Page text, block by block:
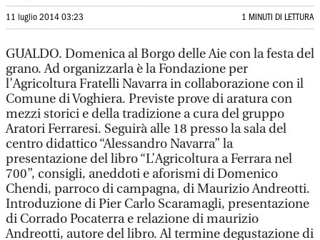
11 luglio 2014 03:23 1 MINUTI DI LETTURA
GUALDO. Domenica al Borgo delle Aie con la festa del
grano. Ad organizzarla è la Fondazione per
l’Agricoltura Fratelli Navarra in collaborazione con il
Comune di Voghiera. Previste prove di aratura con
mezzi storici e della tradizione a cura del gruppo
Aratori Ferraresi. Seguirà alle 18 presso la sala del
centro didattico “Alessandro Navarra” la
presentazione del libro “L’Agricoltura a Ferrara nel
700”, consigli, aneddoti e aforismi di Domenico
Chendi, parroco di campagna, di Maurizio Andreotti.
Introduzione di Pier Carlo Scaramagli, presentazione
di Corrado Pocaterra e relazione di maurizio
Andreotti, autore del libro. Al termine degustazione di